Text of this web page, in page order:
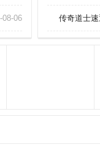
08-06 传奇道士